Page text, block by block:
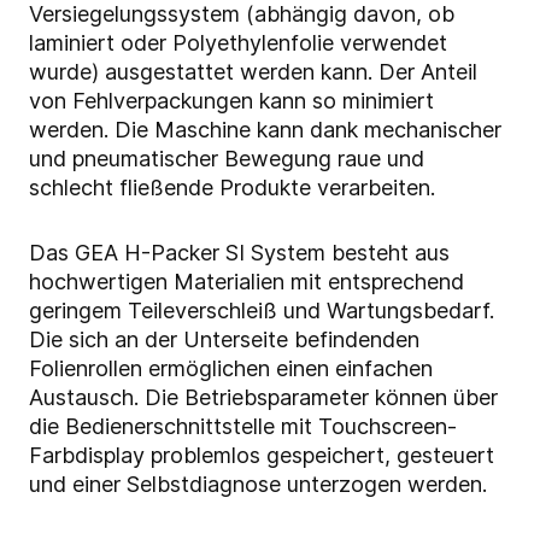
Versiegelungssystem (abhängig davon, ob
laminiert oder Polyethylenfolie verwendet
wurde) ausgestattet werden kann. Der Anteil
von Fehlverpackungen kann so minimiert
werden. Die Maschine kann dank mechanischer
und pneumatischer Bewegung raue und
schlecht fließende Produkte verarbeiten.
Das GEA H-Packer SI System besteht aus
hochwertigen Materialien mit entsprechend
geringem Teileverschleiß und Wartungsbedarf.
Die sich an der Unterseite befindenden
Folienrollen ermöglichen einen einfachen
Austausch. Die Betriebsparameter können über
die Bedienerschnittstelle mit Touchscreen-
Farbdisplay problemlos gespeichert, gesteuert
und einer Selbstdiagnose unterzogen werden.